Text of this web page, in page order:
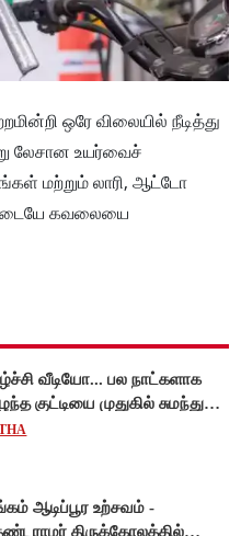
ஒரே விலையில் நீடித்து
லேசான உயர்வைச்
மற்றும் லாரி, ஆட்டோ
கவலையை
வீடியோ... பல நாட்களாக
குட்டியை முதுகில் சுமந்து
டால்பின்... உலகை உலுக்கிய
ஆடிப்பூர உற்சவம் -
திருக்கோலத்தில்